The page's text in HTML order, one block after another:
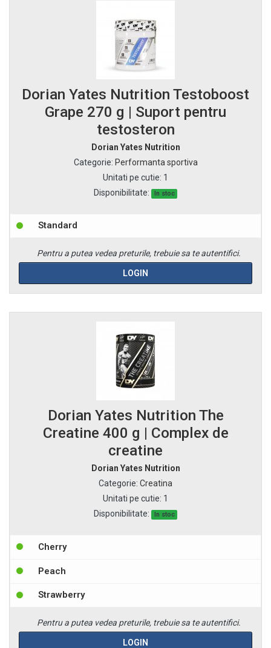
Dorian Yates Nutrition Testoboost
Grape 270 g | Suport pentru
testosteron
Dorian Yates Nutrition
Categorie: Performanta sportiva
Unitati pe cutie: 1
Disponibilitate:
In stoc
Standard
Pentru a putea vedea preturile, trebuie sa te autentifici.
LOGIN
Dorian Yates Nutrition The
Creatine 400 g | Complex de
creatine
Dorian Yates Nutrition
Categorie: Creatina
Unitati pe cutie: 1
Disponibilitate:
In stoc
Cherry
Peach
Strawberry
Pentru a putea vedea preturile, trebuie sa te autentifici.
LOGIN